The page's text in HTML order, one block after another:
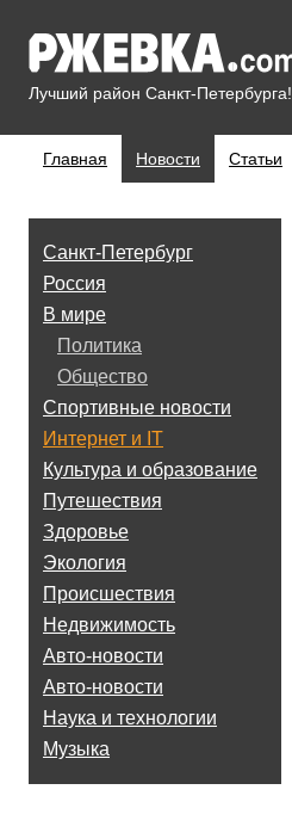
Лучший район Санкт-Петербурга!
Главная Новости Статьи
Санкт-Петербург
Россия
В мире
Политика
Общество
Спортивные новости
Интернет и IT
Культура и образование
Путешествия
Здоровье
Экология
Происшествия
Недвижимость
Авто-новости
Авто-новости
Наука и технологии
Музыка